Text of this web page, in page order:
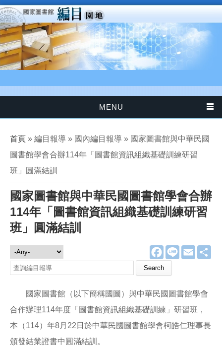
移至主內容
MENU
您在這裡
首頁 » 編目報導 » 國內編目報導 » 國家圖書館與中華民國
圖書館學會合辦114年「圖書館資訊組織基礎訓練研習
班」圓滿結訓
國家圖書館與中華民國圖書館學會合辦
114年「圖書館資訊組織基礎訓練研習
班」圓滿結訓
F
a
e
o
o
L
E
m
編目報導
國家圖書館（以下簡稱國圖）與中華民國圖書館學會
合作辦理114年度「圖書館資訊組織基礎訓練」研習班，
本（114）年8月22日於中華民國圖書館學會柯皓仁理事長
頒發結業證書中圓滿結訓。